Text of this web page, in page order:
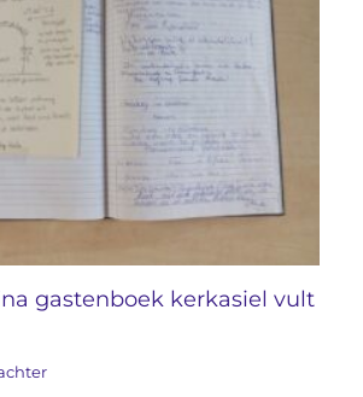
gastenboek kerkasiel vult